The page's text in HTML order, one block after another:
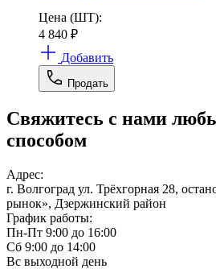
Цена (ШТ):
4 840 ₽
Добавить
Продать
Свяжитесь с нами
способом
Адрес:
г. Волгоград ул. Трёхгорная 28,
рынок», Дзержинский район
График работы:
Пн-Пт 9:00 до 16:00
Сб 9:00 до 14:00
Вс выходной день